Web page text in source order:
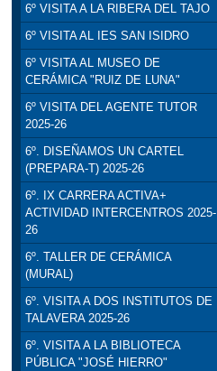
6º VISITA A LA RIBERA DEL TAJO
6º VISITA AL IES SAN ISIDRO
6º VISITA AL MUSEO DE
CERÁMICA "RUIZ DE LUNA"
6º VISITA DEL AGENTE TUTOR
2025-26
6º. DISEÑAMOS UN CARTEL
(PREPARA-T) 2025-26
6º. IX CARRERA ACTIVA+
ACTIVIDAD INTERCENTROS 2025-
26
6º. TALLER DE CERÁMICA
(MURAL)
6º. VISITA A DOS INSTITUTOS DE
TALAVERA 2025-26
6º. VISITA A LA BIBLIOTECA
PÚBLICA "JOSÉ HIERRO"